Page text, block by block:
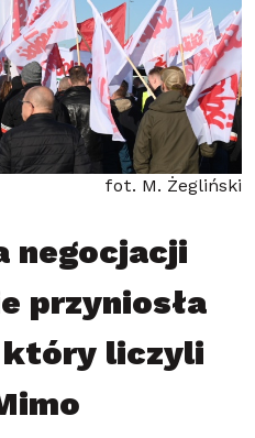
fot. M. Żegliński
negocjacji
przyniosła
który liczyli